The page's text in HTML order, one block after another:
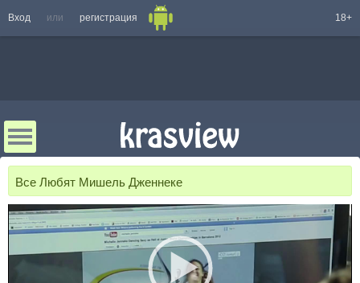
Вход или регистрация 18+
Все Любят Мишель Дженнеке